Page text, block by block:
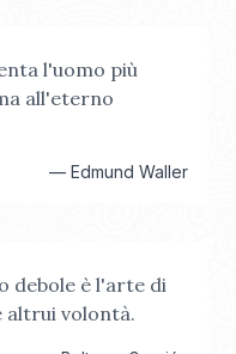
l'uomo più
all'eterno
— Edmund Waller
debole è l'arte di
altrui volontà.